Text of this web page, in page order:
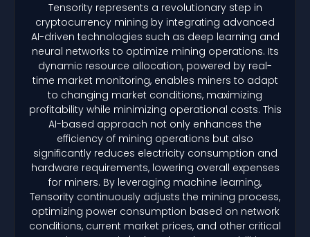
Tensority represents a revolutionary step in
cryptocurrency mining by integrating advanced
AI-driven technologies such as deep learning and
neural networks to optimize mining operations. Its
dynamic resource allocation, powered by real-
time market monitoring, enables miners to adapt
to changing market conditions, maximizing
profitability while minimizing operational costs. This
AI-based approach not only enhances the
efficiency of mining operations but also
significantly reduces electricity consumption and
hardware requirements, lowering overall expenses
for miners. By leveraging machine learning,
Tensority continuously adjusts the mining process,
optimizing power consumption based on network
conditions, current market prices, and other critical